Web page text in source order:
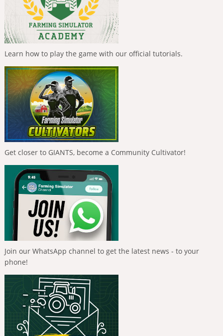
Learn how to play the game with our official tutorials.
Get closer to GIANTS, become a Community Cultivator!
Join our WhatsApp channel to get the latest news - to your
phone!